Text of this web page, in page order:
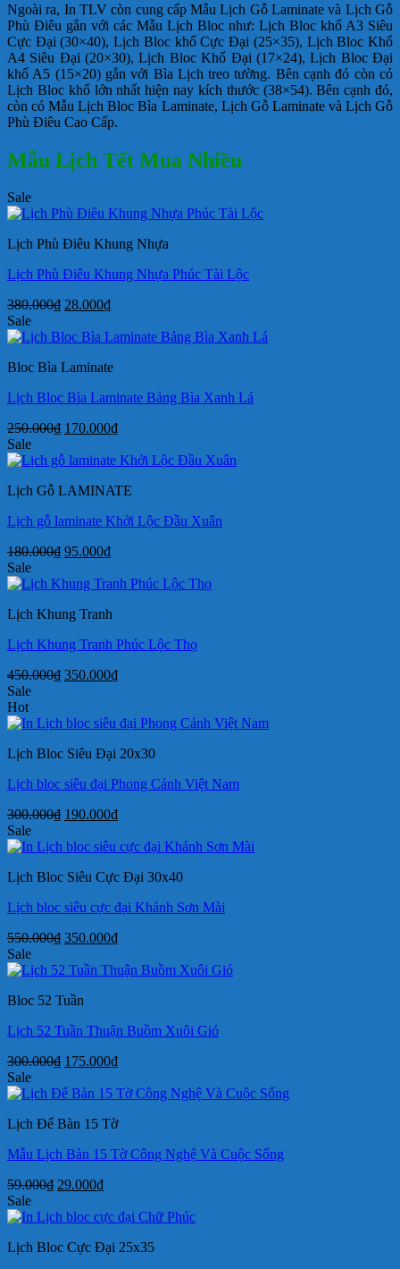
Ngoài ra, In TLV còn cung cấp Mẫu Lịch Gỗ Laminate và Lịch Gỗ
Phù Điêu gắn với các Mẫu Lịch Bloc như: Lịch Bloc khổ A3 Siêu
Cực Đại (30×40), Lịch Bloc khổ Cực Đại (25×35), Lịch Bloc Khổ
A4 Siêu Đại (20×30), Lịch Bloc Khổ Đại (17×24), Lịch Bloc Đại
khổ A5 (15×20) gắn với Bìa Lịch treo tường. Bên cạnh đó còn có
Lịch Bloc khổ lớn nhất hiện nay kích thước (38×54). Bên cạnh đó,
còn có Mẫu Lịch Bloc Bìa Laminate, Lịch Gỗ Laminate và Lịch Gỗ
Phù Điêu Cao Cấp.
Mẫu Lịch Tết Mua Nhiều
Sale
Lịch Phù Điêu Khung Nhựa
Lịch Phù Điêu Khung Nhựa Phúc Tài Lộc
380.000₫ Giá
là:
28.000₫Giá
tại
28.000₫.
Sale
Bloc Bìa Laminate
Lịch Bloc Bìa Laminate Bảng Bìa Xanh Lá
250.000₫ Giá
là:
170.000₫Giá
tại
170.000₫.
Sale
Lịch Gỗ LAMINATE
Lịch gỗ laminate Khởi Lộc Đầu Xuân
180.000₫ Giá
là:
95.000₫Giá
tại
95.000₫.
Sale
Lịch Khung Tranh
Lịch Khung Tranh Phúc Lộc Thọ
450.000₫ Giá
450.000₫.
350.000₫Giá
là:
Sale
Hot
Lịch Bloc Siêu Đại 20x30
Lịch bloc siêu đại Phong Cảnh Việt Nam
300.000₫ Giá
là:
190.000₫Giá
tại
190.000₫.
Sale
Lịch Bloc Siêu Cực Đại 30x40
Lịch bloc siêu cực đại Khánh Sơn Mài
550.000₫ Giá
là:
350.000₫Giá
tại
Sale
Bloc 52 Tuần
Lịch 52 Tuần Thuận Buồm Xuôi Gió
300.000₫ Giá
là:
175.000₫Giá
tại
175.000₫.
Sale
Lịch Để Bàn 15 Tờ
Mẫu Lịch Bàn 15 Tờ Công Nghệ Và Cuộc Sống
59.000₫ Giá
là:
29.000₫Giá
tại
29.000₫.
Sale
Lịch Bloc Cực Đại 25x35